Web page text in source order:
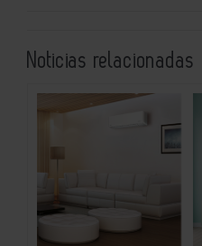
Noticias relacionadas